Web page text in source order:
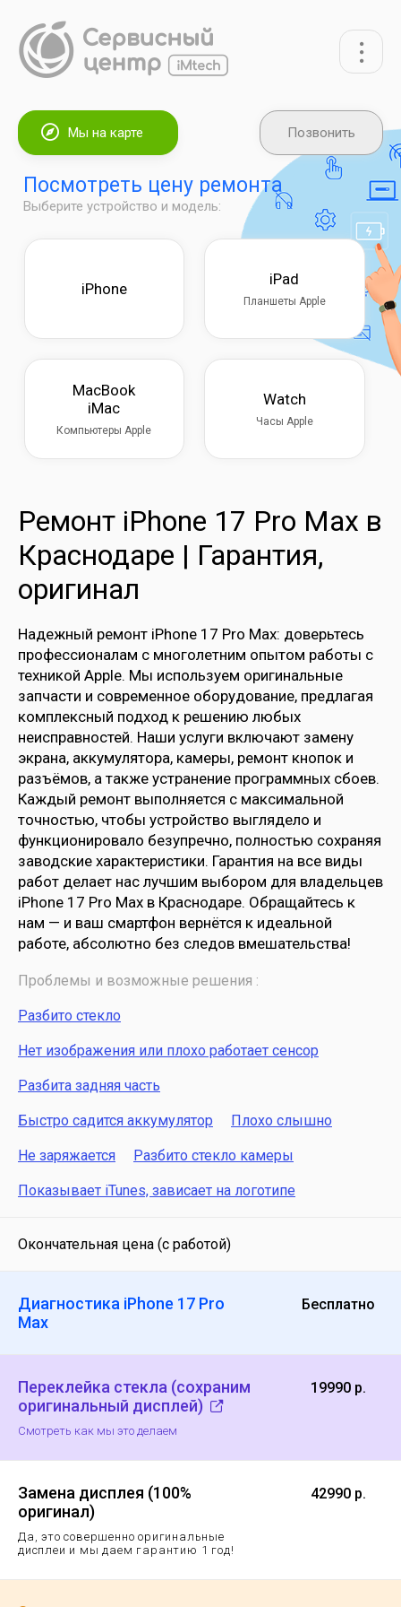
Мы на карте Позвонить
Посмотреть цену ремонта
Выберите устройство и модель:
iPhone
iPad
Планшеты Apple
MacBook
iMac
Компьютеры Apple
Watch
Часы Apple
Ремонт iPhone 17 Pro Max в
Краснодаре | Гарантия,
оригинал
Надежный ремонт iPhone 17 Pro Max: доверьтесь
профессионалам с многолетним опытом работы с
техникой Apple. Мы используем оригинальные
запчасти и современное оборудование, предлагая
комплексный подход к решению любых
неисправностей. Наши услуги включают замену
экрана, аккумулятора, камеры, ремонт кнопок и
разъёмов, а также устранение программных сбоев.
Каждый ремонт выполняется с максимальной
точностью, чтобы устройство выглядело и
функционировало безупречно, полностью сохраняя
заводские характеристики. Гарантия на все виды
работ делает нас лучшим выбором для владельцев
iPhone 17 Pro Max в Краснодаре. Обращайтесь к
нам — и ваш смартфон вернётся к идеальной
работе, абсолютно без следов вмешательства!
Проблемы и возможные решения :
Разбито стекло
Нет изображения или плохо работает сенсор
Разбита задняя часть
Быстро садится аккумулятор Плохо слышно
Не заряжается Разбито стекло камеры
Показывает iTunes, зависает на логотипе
Окончательная цена (с работой)
Диагностика iPhone 17 Pro
Max
Бесплатно
Переклейка стекла (сохраним
оригинальный дисплей)
Смотреть как мы это делаем
19990 р.
Замена дисплея (100%
оригинал)
Да, это совершенно оригинальные
дисплеи и мы даем гарантию 1 год!
42990 р.